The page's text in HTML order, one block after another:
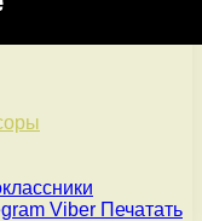
Viber Печатать